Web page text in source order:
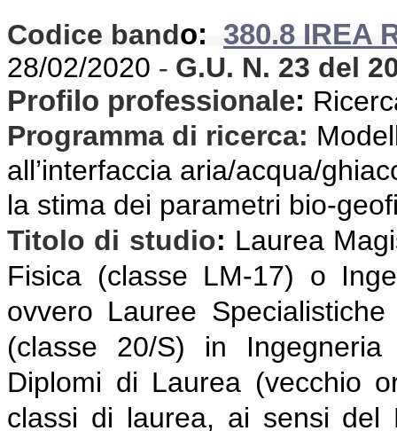
Codice bando: 380.8 IREA
28/02/2020 - G.U. N. 23 del
Profilo professionale:
Programma di ricerca:
all’interfaccia aria/acqua/
la stima dei parametri bio-
Titolo di studio: Laurea
Fisica (classe LM-17) o
ovvero Lauree
(classe 20/S) in
Diplomi di Laurea (vecchio
classi di laurea, ai sensi del